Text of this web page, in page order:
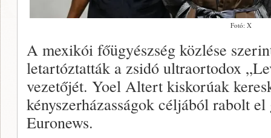
Fotó: X
A mexikói főügyészség közlése
letartóztatták a zsidó ultraortodox
vezetőjét. Yoel Altert kiskorúak
kényszerházasságok céljából rabolt
Euronews.